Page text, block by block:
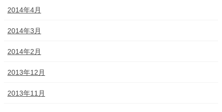
2014年4月
2014年3月
2014年2月
2013年12月
2013年11月